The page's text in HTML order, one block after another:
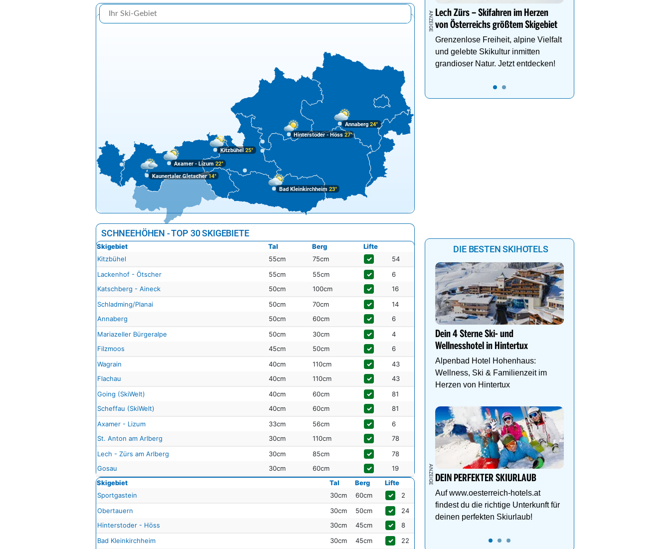
Bad Kleinkirchheim 23°
Axamer - Lizum 22°
Kaunertaler Gletscher14°
Hinterstoder - Höss 27°
Kitzbühel 25°
Annaberg24°
SCHNEEHÖHEN - TOP 30 SKIGEBIETE
Skigebiet Tal Berg
Lifte
Kitzbühel
55cm 75cm ✓
54
Lackenhof - Ötscher
55cm 55cm ✓
6
Katschberg - Aineck
50cm 100cm ✓
16
Schladming/Planai
50cm 70cm ✓
14
Annaberg
50cm 60cm ✓
6
Mariazeller Bürgeralpe
50cm 30cm ✓
4
Filzmoos
45cm 50cm ✓
6
Wagrain
40cm 110cm ✓
43
Flachau
40cm 110cm ✓
43
Going (SkiWelt)
40cm 60cm ✓
81
Scheffau (SkiWelt)
40cm 60cm ✓
81
Axamer - Lizum
33cm 56cm ✓
6
St. Anton am Arlberg
30cm 110cm ✓
78
Lech - Zürs am Arlberg
30cm 85cm ✓
78
Gosau
30cm 60cm ✓
19
Skigebiet
Tal Berg
Lifte
Sportgastein
30cm 60cm ✓
2
Obertauern
30cm 50cm ✓
24
Hinterstoder - Höss
30cm 45cm ✓
8
Bad Kleinkirchheim
30cm 45cm ✓
22
Lech Zürs – Skifahren im Herzen
von Österreichs größtem Skigebiet
Grenzenlose Freiheit, alpine Vielfalt
und gelebte Skikultur inmitten
grandioser Natur. Jetzt entdecken!
DIE BESTEN SKIHOTELS
Dein 4 Sterne Ski- und
Wellnesshotel in Hintertux
Alpenbad Hotel Hohenhaus:
Wellness, Ski & Familienzeit im
Herzen von Hintertux
DEIN PERFEKTER SKIURLAUB
Auf www.oesterreich-hotels.at
findest du die richtige Unterkunft für
deinen perfekten Skiurlaub!